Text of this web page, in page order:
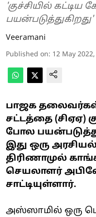
'குச்சியில் கட்டிய
Veeramani
Published on: 12 May
பாஜக தலைவர்கள்
சட்டத்தை (சிஏஏ)
போல
இது ஒரு
திரிணாமுல்
செயலாளர்
சாட்டியுள்ளார்.
அஸ்ஸாமில் ஒரு